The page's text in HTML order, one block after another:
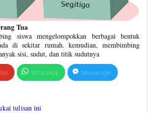
Tua
siswa mengelompokkan berbagai bentuk
di sekitar rumah. kemudian, membimbing
sisi, sudut, dan titik sudutnya
WhatsApp Messenger
tulisan ini